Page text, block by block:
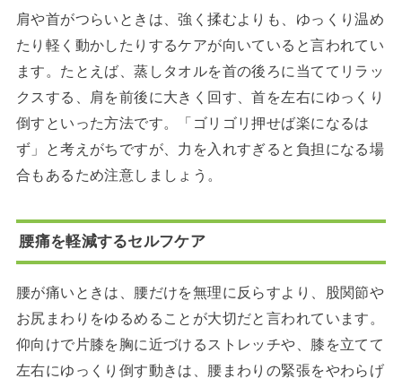
肩や首がつらいときは、強く揉むよりも、ゆっくり温め
たり軽く動かしたりするケアが向いていると言われてい
ます。たとえば、蒸しタオルを首の後ろに当ててリラッ
クスする、肩を前後に大きく回す、首を左右にゆっくり
倒すといった方法です。「ゴリゴリ押せば楽になるは
ず」と考えがちですが、力を入れすぎると負担になる場
合もあるため注意しましょう。
腰痛を軽減するセルフケア
腰が痛いときは、腰だけを無理に反らすより、股関節や
お尻まわりをゆるめることが大切だと言われています。
仰向けで片膝を胸に近づけるストレッチや、膝を立てて
左右にゆっくり倒す動きは、腰まわりの緊張をやわらげ